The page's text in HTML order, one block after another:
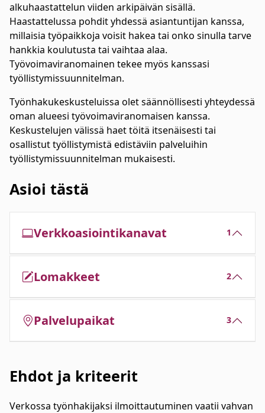
alkuhaastattelun viiden arkipäivän sisällä.
Haastattelussa pohdit yhdessä asiantuntijan kanssa,
millaisia työpaikkoja voisit hakea tai onko sinulla tarve
hankkia koulutusta tai vaihtaa alaa.
Työvoimaviranomainen tekee myös kanssasi
työllistymissuunnitelman.
Työnhakukeskusteluissa olet säännöllisesti yhteydessä
oman alueesi työvoimaviranomaisen kanssa.
Keskustelujen välissä haet töitä itsenäisesti tai
osallistut työllistymistä edistäviin palveluihin
työllistymissuunnitelman mukaisesti.
Asioi tästä
Verkkoasiointikanavat 1
Lomakkeet 2
Palvelupaikat 3
Ehdot ja kriteerit
Verkossa työnhakijaksi ilmoittautuminen vaatii vahvan